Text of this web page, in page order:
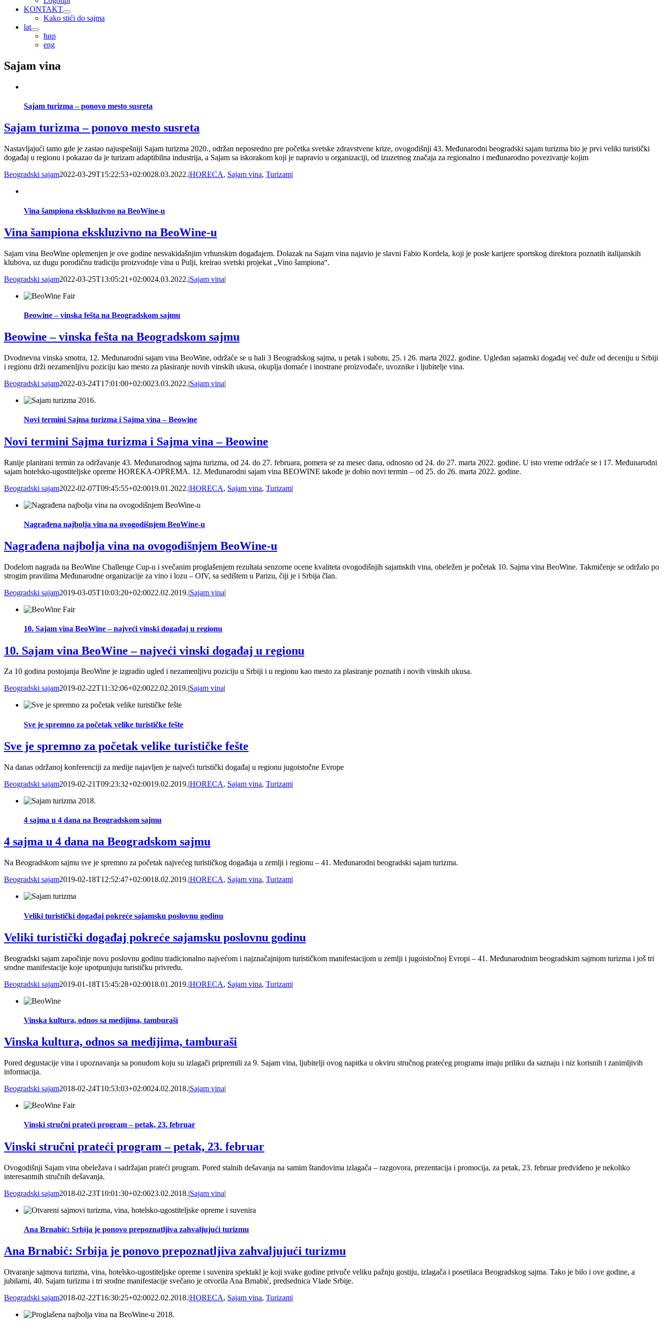
KONTAKT
Kako stići do sajma
lat
ћир
eng
Sajam vina
Sajam turizma – ponovo mesto susreta
Sajam turizma – ponovo mesto susreta
Nastavljajući tamo gde je zastao najuspešniji Sajam turizma 2020., održan neposredno pre početka svetske zdravstvene krize, ovogodišnji 43. Međunarodni beogradski sajam turizma bio je prvi veliki turistički
događaj u regionu i pokazao da je turizam adaptibilna industrija, a Sajam sa iskorakom koji je napravio u organizaciji, od izuzetnog značaja za regionalno i međunarodno povezivanje kojim
Beogradski sajam2022-03-29T15:22:53+02:0028.03.2022.|HORECA, Sajam vina, Turizam|
Vina šampiona ekskluzivno na BeoWine-u
Vina šampiona ekskluzivno na BeoWine-u
Sajam vina BeoWine oplemenjen je ove godine nesvakidašnjim vrhunskim događajem. Dolazak na Sajam vina najavio je slavni Fabio Kordela, koji je posle karijere sportskog direktora poznatih italijanskih
klubova, uz dugu porodičnu tradiciju proizvodnje vina u Pulji, kreirao svetski projekat „Vino šampiona“.
Beogradski sajam2022-03-25T13:05:21+02:0024.03.2022.|Sajam vina|
Beowine – vinska fešta na Beogradskom sajmu
Beowine – vinska fešta na Beogradskom sajmu
Dvodnevna vinska smotra, 12. Međunarodni sajam vina BeoWine, održaće se u hali 3 Beogradskog sajma, u petak i subotu, 25. i 26. marta 2022. godine. Ugledan sajamski događaj već duže od deceniju u Srbiji
i regionu drži nezamenljivu poziciju kao mesto za plasiranje novih vinskih ukusa, okuplja domaće i inostrane proizvođače, uvoznike i ljubitelje vina.
Beogradski sajam2022-03-24T17:01:00+02:0023.03.2022.|Sajam vina|
Novi termini Sajma turizma i Sajma vina – Beowine
Novi termini Sajma turizma i Sajma vina – Beowine
Ranije planirani termin za održavanje 43. Međunarodnog sajma turizma, od 24. do 27. februara, pomera se za mesec dana, odnosno od 24. do 27. marta 2022. godine. U isto vreme održaće se i 17. Međunarodni
sajam hotelsko-ugostiteljske opreme HOREKA-OPREMA. 12. Međunarodni sajam vina BEOWINE takođe je dobio novi termin – od 25. do 26. marta 2022. godine.
Beogradski sajam2022-02-07T09:45:55+02:0019.01.2022.|HORECA, Sajam vina, Turizam|
Nagrađena najbolja vina na ovogodišnjem BeoWine-u
Nagrađena najbolja vina na ovogodišnjem BeoWine-u
Dodelom nagrada na BeoWine Challenge Cup-u i svečanim proglašenjem rezultata senzorne ocene kvaliteta ovogodišnjih sajamskih vina, obeležen je početak 10. Sajma vina BeoWine. Takmičenje se održalo po
strogim pravilima Međunarodne organizacije za vino i lozu – OIV, sa sedištem u Parizu, čiji je i Srbija član.
Beogradski sajam2019-03-05T10:03:20+02:0022.02.2019.|Sajam vina|
10. Sajam vina BeoWine – najveći vinski događaj u regionu
10. Sajam vina BeoWine – najveći vinski događaj u regionu
Za 10 godina postojanja BeoWine je izgradio ugled i nezamenljivu poziciju u Srbiji i u regionu kao mesto za plasiranje poznatih i novih vinskih ukusa.
Beogradski sajam2019-02-22T11:32:06+02:0022.02.2019.|Sajam vina|
Sve je spremno za početak velike turističke fešte
Sve je spremno za početak velike turističke fešte
Na danas održanoj konferenciji za medije najavljen je najveći turistički događaj u regionu jugoistočne Evrope
Beogradski sajam2019-02-21T09:23:32+02:0019.02.2019.|HORECA, Sajam vina, Turizam|
4 sajma u 4 dana na Beogradskom sajmu
4 sajma u 4 dana na Beogradskom sajmu
Na Beogradskom sajmu sve je spremno za početak najvećeg turističkog događaja u zemlji i regionu – 41. Međunarodni beogradski sajam turizma.
Beogradski sajam2019-02-18T12:52:47+02:0018.02.2019.|HORECA, Sajam vina, Turizam|
Veliki turistički događaj pokreće sajamsku poslovnu godinu
Veliki turistički događaj pokreće sajamsku poslovnu godinu
Beogradski sajam započinje novu poslovnu godinu tradicionalno najvećom i najznačajnijom turističkom manifestacijom u zemlji i jugoistočnoj Evropi – 41. Međunarodnim beogradskim sajmom turizma i još tri
srodne manifestacije koje upotpunjuju turističku privredu.
Beogradski sajam2019-01-18T15:45:28+02:0018.01.2019.|HORECA, Sajam vina, Turizam|
Vinska kultura, odnos sa medijima, tamburaši
Vinska kultura, odnos sa medijima, tamburaši
Pored degustacije vina i upoznavanja sa ponudom koju su izlagači pripremili za 9. Sajam vina, ljubitelji ovog napitka u okviru stručnog pratećeg programa imaju priliku da saznaju i niz korisnih i zanimljivih
informacija.
Beogradski sajam2018-02-24T10:53:03+02:0024.02.2018.|Sajam vina|
Vinski stručni prateći program – petak, 23. februar
Vinski stručni prateći program – petak, 23. februar
Ovogodišnji Sajam vina obeležava i sadržajan prateći program. Pored stalnih dešavanja na samim štandovima izlagača – razgovora, prezentacija i promocija, za petak, 23. februar predviđeno je nekoliko
interesantnih stručnih dešavanja.
Beogradski sajam2018-02-23T10:01:30+02:0023.02.2018.|Sajam vina|
Ana Brnabić: Srbija je ponovo prepoznatljiva zahvaljujući turizmu
Ana Brnabić: Srbija je ponovo prepoznatljiva zahvaljujući turizmu
Otvaranje sajmova turizma, vina, hotelsko-ugostiteljske opreme i suvenira spektakl je koji svake godine privuče veliku pažnju gostiju, izlagača i posetilaca Beogradskog sajma. Tako je bilo i ove godine, a
jubilarni, 40. Sajam turizma i tri srodne manifestacije svečano je otvorila Ana Brnabić, predsednica Vlade Srbije.
Beogradski sajam2018-02-22T16:30:25+02:0022.02.2018.|HORECA, Sajam vina, Turizam|